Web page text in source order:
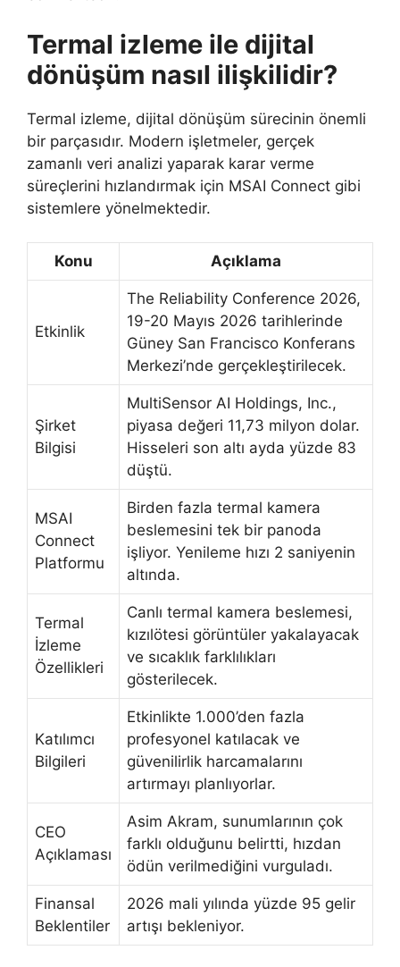
Termal izleme ile dijital
dönüşüm nasıl ilişkilidir?
Termal izleme, dijital dönüşüm sürecinin önemli
bir parçasıdır. Modern işletmeler, gerçek
zamanlı veri analizi yaparak karar verme
süreçlerini hızlandırmak için MSAI Connect gibi
sistemlere yönelmektedir.
Konu Açıklama
Etkinlik
The Reliability Conference 2026,
19-20 Mayıs 2026 tarihlerinde
Güney San Francisco Konferans
Merkezi’nde gerçekleştirilecek.
Şirket
Bilgisi
MultiSensor AI Holdings, Inc.,
piyasa değeri 11,73 milyon dolar.
Hisseleri son altı ayda yüzde 83
düştü.
MSAI
Connect
Platformu
Birden fazla termal kamera
beslemesini tek bir panoda
işliyor. Yenileme hızı 2 saniyenin
altında.
Termal
İzleme
Özellikleri
Canlı termal kamera beslemesi,
kızılötesi görüntüler yakalayacak
ve sıcaklık farklılıkları
gösterilecek.
Katılımcı
Bilgileri
Etkinlikte 1.000’den fazla
profesyonel katılacak ve
güvenilirlik harcamalarını
artırmayı planlıyorlar.
CEO
Açıklaması
Asim Akram, sunumlarının çok
farklı olduğunu belirtti, hızdan
ödün verilmediğini vurguladı.
Finansal
Beklentiler
2026 mali yılında yüzde 95 gelir
artışı bekleniyor.